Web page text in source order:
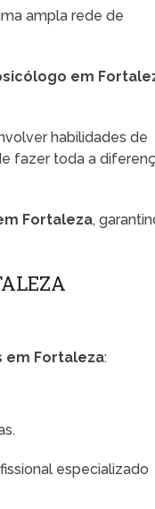
ampla rede de
em
habilidades de
fazer toda a
Fortaleza,
em Fortaleza:
especializado